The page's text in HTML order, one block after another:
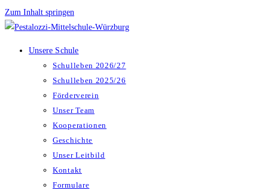
Zum Inhalt springen
Unsere Schule
Schulleben 2026/27
Schulleben 2025/26
Förderverein
Unser Team
Kooperationen
Geschichte
Unser Leitbild
Kontakt
Formulare